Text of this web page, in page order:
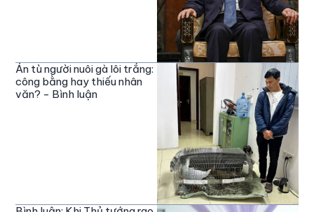
Án tù người nuôi gà lôi trắng:
công bằng hay thiếu nhân
văn? - Bình luận